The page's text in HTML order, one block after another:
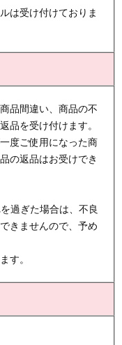
は受け付けておりま
品間違い、商品の不
品を受け付けます。
度ご使用になった商
の返品はお受けでき
過ぎた場合は、不良
きませんので、予め
す。